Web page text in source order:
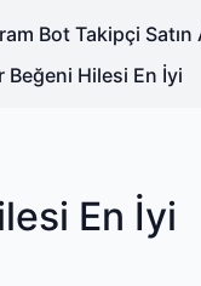
Bot Takipçi Satın
Beğeni Hilesi En İyi
En İyi